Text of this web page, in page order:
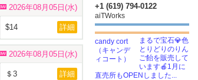
2026年08月05日(水)
$14 詳細
2026年08月05日(水)
＄3 詳細
+1 (619) 794-0122
aiTWorks
まるで宝石💎色
とりどりのりん
ご飴を販売して
います🍎1月に
直売所もOPENしました...